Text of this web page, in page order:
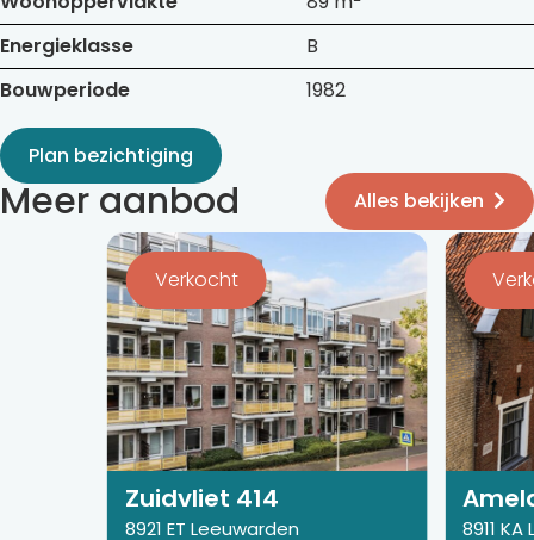
Energieklasse
B
Bouwperiode
1982
Plan bezichtiging
Meer aanbod
Alles bekijken
Bekijk
de
detail
pagina
van
Zuidvliet
414
Verkocht
Zuidvliet 414
8921 ET Leeuwarden
Bekijk
de
detail
pagina
van
6
8911